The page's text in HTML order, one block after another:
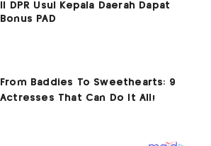
II DPR Usul Kepala Daerah Dapat
Bonus PAD